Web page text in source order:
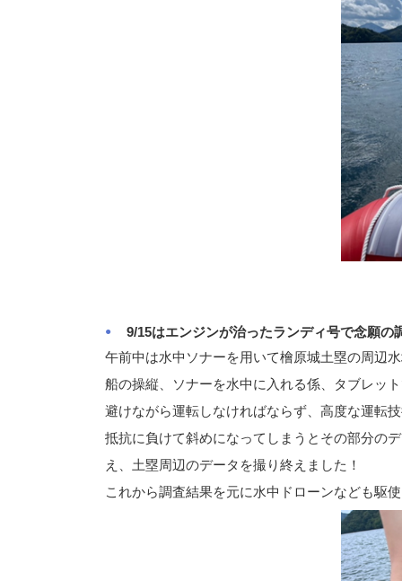
9/15はエンジンが治ったランディ号で念願の
午前中は水中ソナーを用いて檜原城土塁の周辺
船の操縦、ソナーを水中に入れる係、タブレッ
避けながら運転しなければならず、高度な運転
抵抗に負けて斜めになってしまうとその部分の
え、土塁周辺のデータを撮り終えました！
これから調査結果を元に水中ドローンなども駆